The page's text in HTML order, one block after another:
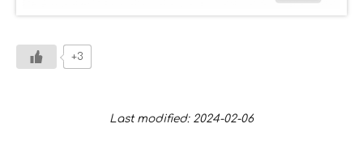
+3
Last modified: 2024-02-06